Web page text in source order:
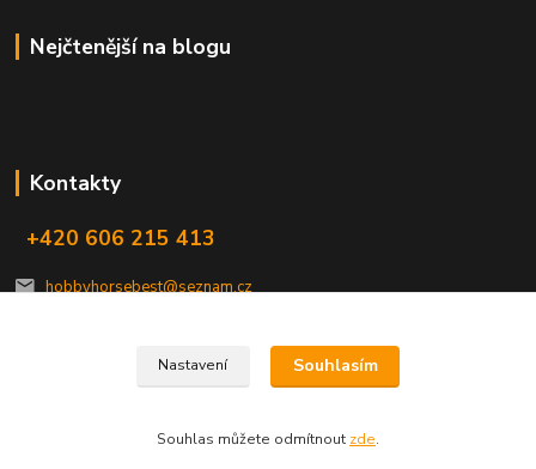
Nejčtenější na blogu
Kontakty
+420 606 215 413
hobbyhorsebest@seznam.cz
Nastavení Souhlasím
Souhlas můžete odmítnout zde.